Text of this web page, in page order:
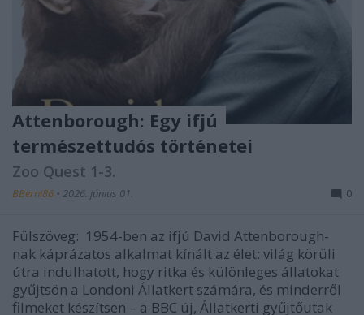
Attenborough: Egy ifjú
természettudós történetei
Zoo Quest 1-3.
BBerni86 • 2026. június 01. 0
Fülszöveg: 1954-ben az ifjú David Attenborough-
nak káprázatos alkalmat kínált az élet: világ körüli
útra indulhatott, hogy ritka és különleges állatokat
gyűjtsön a Londoni Állatkert számára, és minderről
filmeket készítsen – a BBC új, Állatkerti gyűjtőutak